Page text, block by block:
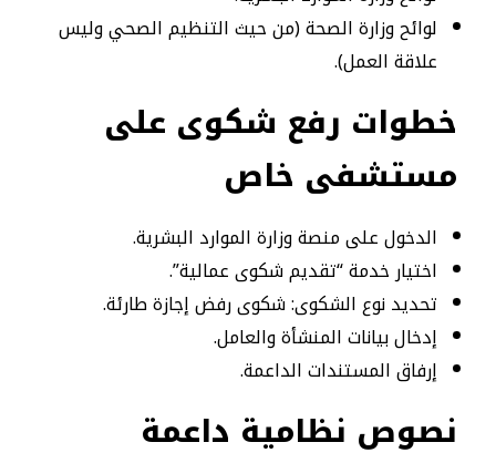
لوائح وزارة الصحة (من حيث التنظيم الصحي وليس
علاقة العمل).
خطوات رفع شكوى على
مستشفى خاص
الدخول على منصة وزارة الموارد البشرية.
اختيار خدمة “تقديم شكوى عمالية”.
تحديد نوع الشكوى: شكوى رفض إجازة طارئة.
إدخال بيانات المنشأة والعامل.
إرفاق المستندات الداعمة.
نصوص نظامية داعمة